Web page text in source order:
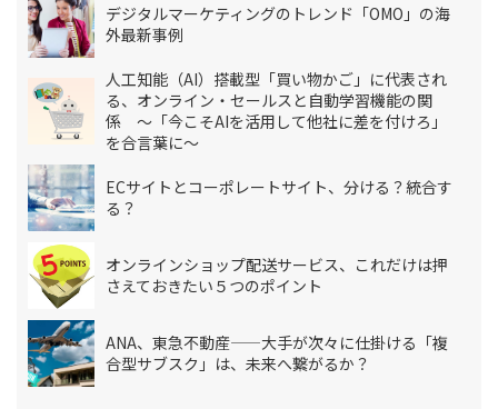
デジタルマーケティングのトレンド「OMO」の海
外最新事例
人工知能（AI）搭載型「買い物かご」に代表され
る、オンライン・セールスと自動学習機能の関
係 ～「今こそAIを活用して他社に差を付けろ」
を合言葉に～
ECサイトとコーポレートサイト、分ける？統合す
る？
オンラインショップ配送サービス、これだけは押
さえておきたい５つのポイント
ANA、東急不動産——大手が次々に仕掛ける「複
合型サブスク」は、未来へ繋がるか？